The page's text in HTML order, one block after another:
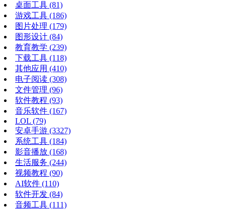
桌面工具 (81)
游戏工具 (186)
图片处理 (179)
图形设计 (84)
教育教学 (239)
下载工具 (118)
其他应用 (410)
电子阅读 (308)
文件管理 (96)
软件教程 (93)
音乐软件 (167)
LOL (79)
安卓手游 (3327)
系统工具 (184)
影音播放 (168)
生活服务 (244)
视频教程 (90)
AI软件 (110)
软件开发 (84)
音频工具 (111)